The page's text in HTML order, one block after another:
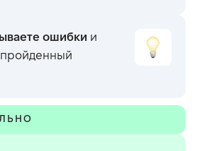
ошибки и
пройденный